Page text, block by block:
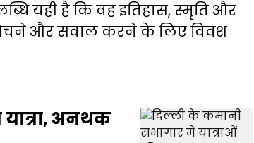
यही है कि वह इतिहास, स्मृति और
और सवाल करने के लिए विवश
अनथक